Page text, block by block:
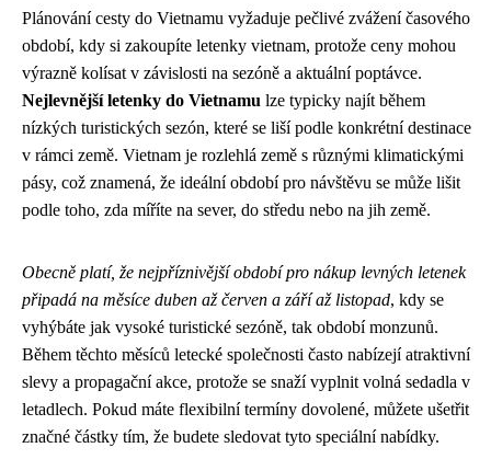
Plánování cesty do Vietnamu vyžaduje pečlivé zvážení časového
období, kdy si zakoupíte letenky vietnam, protože ceny mohou
výrazně kolísat v závislosti na sezóně a aktuální poptávce.
Nejlevnější letenky do Vietnamu lze typicky najít během
nízkých turistických sezón, které se liší podle konkrétní destinace
v rámci země. Vietnam je rozlehlá země s různými klimatickými
pásy, což znamená, že ideální období pro návštěvu se může lišit
podle toho, zda míříte na sever, do středu nebo na jih země.
Obecně platí, že nejpříznivější období pro nákup levných letenek
připadá na měsíce duben až červen a září až listopad, kdy se
vyhýbáte jak vysoké turistické sezóně, tak období monzunů.
Během těchto měsíců letecké společnosti často nabízejí atraktivní
slevy a propagační akce, protože se snaží vyplnit volná sedadla v
letadlech. Pokud máte flexibilní termíny dovolené, můžete ušetřit
značné částky tím, že budete sledovat tyto speciální nabídky.